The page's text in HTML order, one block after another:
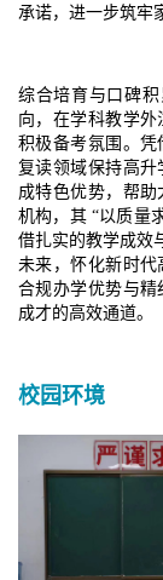
承诺，进一步筑牢
综合培育与口碑
向，在学科教学
积极备考氛围。
复读领域保持高
成特色优势，帮
机构，其 “以质量
借扎实的教学成效
未来，怀化新时
合规办学优势与
成才的高效通道。​
校园环境